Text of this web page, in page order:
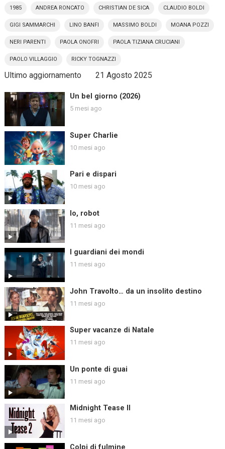
1985 ANDREA RONCATO CHRISTIAN DE SICA CLAUDIO BOLDI
GIGI SAMMARCHI LINO BANFI MASSIMO BOLDI MOANA POZZI
NERI PARENTI PAOLA ONOFRI PAOLA TIZIANA CRUCIANI
PAOLO VILLAGGIO RICKY TOGNAZZI
Ultimo aggiornamento 21 Agosto 2025
Un bel giorno (2026)
5 mesi ago
Super Charlie
10 mesi ago
Pari e dispari
10 mesi ago
Io, robot
11 mesi ago
I guardiani dei mondi
11 mesi ago
John Travolto… da un insolito destino
11 mesi ago
Super vacanze di Natale
11 mesi ago
Un ponte di guai
11 mesi ago
Midnight Tease II
11 mesi ago
Colpi di fulmine